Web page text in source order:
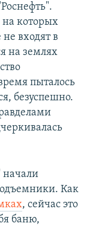
на которых
входят в
на землях
пыталось
безуспешно.
начали
Как
, сейчас это
баню,